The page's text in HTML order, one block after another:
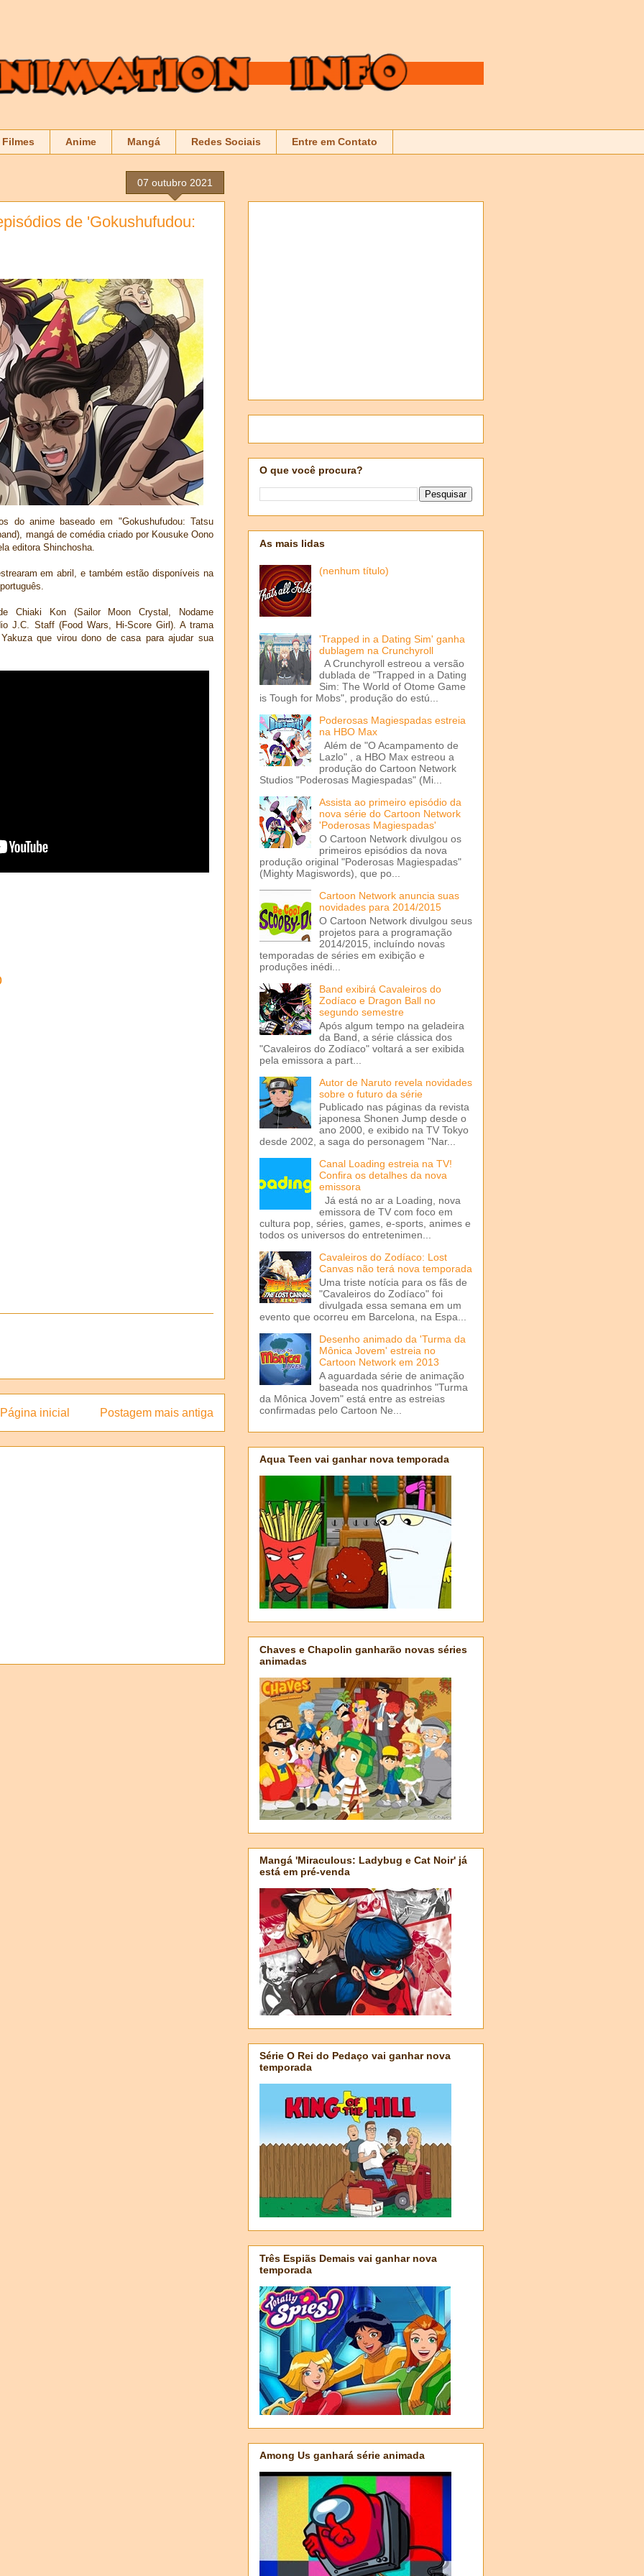
Filmes Anime Mangá Redes Sociais Entre em Contato
07 outubro 2021
de 'Gokushufudou:
do anime baseado em "Gokushufudou: Tatsu
mangá de comédia criado por Kousuke Oono
editora Shinchosha.
em abril, e também estão disponíveis na
Chiaki Kon (Sailor Moon Crystal, Nodame
J.C. Staff (Food Wars, Hi-Score Girl). A trama
que virou dono de casa para ajudar sua
Postagem mais antiga
Página inicial
O que você procura?
As mais lidas
(nenhum título)
'Trapped in a Dating Sim' ganha
dublagem na Crunchyroll
A Crunchyroll estreou a versão
dublada de "Trapped in a Dating
Sim: The World of Otome Game
is Tough for Mobs", produção do estú...
Poderosas Magiespadas estreia
na HBO Max
Além de "O Acampamento de
Lazlo" , a HBO Max estreou a
produção do Cartoon Network
Studios "Poderosas Magiespadas" (Mi...
Assista ao primeiro episódio da
nova série do Cartoon Network
'Poderosas Magiespadas'
O Cartoon Network divulgou os
primeiros episódios da nova
produção original "Poderosas Magiespadas"
(Mighty Magiswords), que po...
Cartoon Network anuncia suas
novidades para 2014/2015
O Cartoon Network divulgou seus
projetos para a programação
2014/2015, incluíndo novas
temporadas de séries em exibição e
produções inédi...
Band exibirá Cavaleiros do
Zodíaco e Dragon Ball no
segundo semestre
Após algum tempo na geladeira
da Band, a série clássica dos
"Cavaleiros do Zodíaco" voltará a ser exibida
pela emissora a part...
Autor de Naruto revela novidades
sobre o futuro da série
Publicado nas páginas da revista
japonesa Shonen Jump desde o
ano 2000, e exibido na TV Tokyo
desde 2002, a saga do personagem "Nar...
Canal Loading estreia na TV!
Confira os detalhes da nova
emissora
Já está no ar a Loading, nova
emissora de TV com foco em
cultura pop, séries, games, e-sports, animes e
todos os universos do entretenimen...
Cavaleiros do Zodíaco: Lost
Canvas não terá nova temporada
Uma triste notícia para os fãs de
"Cavaleiros do Zodíaco" foi
divulgada essa semana em um
evento que ocorreu em Barcelona, na Espa...
Desenho animado da 'Turma da
Mônica Jovem' estreia no
Cartoon Network em 2013
A aguardada série de animação
baseada nos quadrinhos "Turma
da Mônica Jovem" está entre as estreias
confirmadas pelo Cartoon Ne...
Aqua Teen vai ganhar nova temporada
Chaves e Chapolin ganharão novas séries
animadas
Mangá 'Miraculous: Ladybug e Cat Noir' já
está em pré-venda
Série O Rei do Pedaço vai ganhar nova
temporada
Três Espiãs Demais vai ganhar nova
temporada
Among Us ganhará série animada